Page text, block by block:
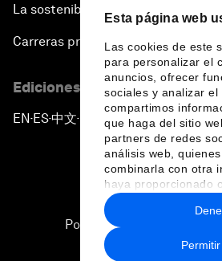
Esta página web
Las cookies de este
para personalizar el
anuncios, ofrecer
sociales y analizar el
compartimos
que haga del sitio
partners de redes
análisis web,
combinarla con otra
haya proporcionado
recopilado a partir
hecho de sus
La sostenibilidad en el Foro
Carreras profesionales
Ediciones en otros idiomas
EN ▪ES▪中文▪ 日本語
Política de privacidad y
Sitemap